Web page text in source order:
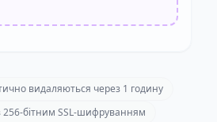
видаляються через 1 годину
256-бітним SSL-шифруванням